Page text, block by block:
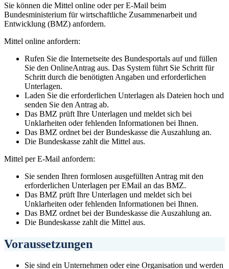
Sie können die Mittel online oder per E-Mail beim
Bundesministerium für wirtschaftliche Zusammenarbeit und
Entwicklung (BMZ) anfordern.
Mittel online anfordern:
Rufen Sie die Internetseite des Bundesportals auf und füllen
Sie den OnlineAntrag aus. Das System führt Sie Schritt für
Schritt durch die benötigten Angaben und erforderlichen
Unterlagen.
Laden Sie die erforderlichen Unterlagen als Dateien hoch und
senden Sie den Antrag ab.
Das BMZ prüft Ihre Unterlagen und meldet sich bei
Unklarheiten oder fehlenden Informationen bei Ihnen.
Das BMZ ordnet bei der Bundeskasse die Auszahlung an.
Die Bundeskasse zahlt die Mittel aus.
Mittel per E-Mail anfordern:
Sie senden Ihren formlosen ausgefüllten Antrag mit den
erforderlichen Unterlagen per EMail an das BMZ.
Das BMZ prüft Ihre Unterlagen und meldet sich bei
Unklarheiten oder fehlenden Informationen bei Ihnen.
Das BMZ ordnet bei der Bundeskasse die Auszahlung an.
Die Bundeskasse zahlt die Mittel aus.
Voraussetzungen
Sie sind ein Unternehmen oder eine Organisation und werden